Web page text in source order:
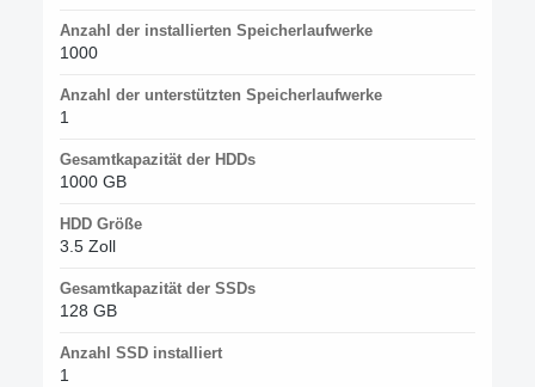
Anzahl der installierten Speicherlaufwerke
1000
Anzahl der unterstützten Speicherlaufwerke
1
Gesamtkapazität der HDDs
1000 GB
HDD Größe
3.5 Zoll
Gesamtkapazität der SSDs
128 GB
Anzahl SSD installiert
1